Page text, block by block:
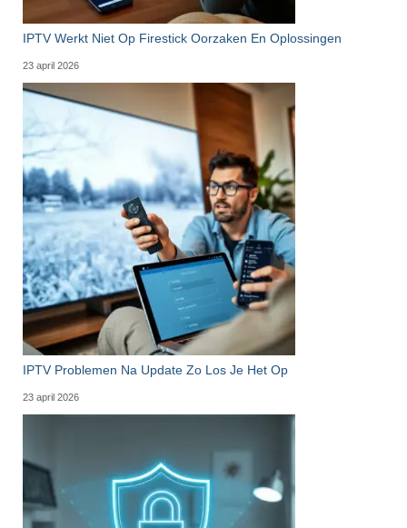
IPTV Werkt Niet Op Firestick Oorzaken En Oplossingen
23 april 2026
IPTV Problemen Na Update Zo Los Je Het Op
23 april 2026